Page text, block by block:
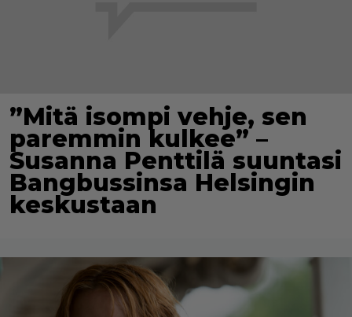
”Mitä isompi vehje, sen
paremmin kulkee” –
Susanna Penttilä suuntasi
Bangbussinsa Helsingin
keskustaan